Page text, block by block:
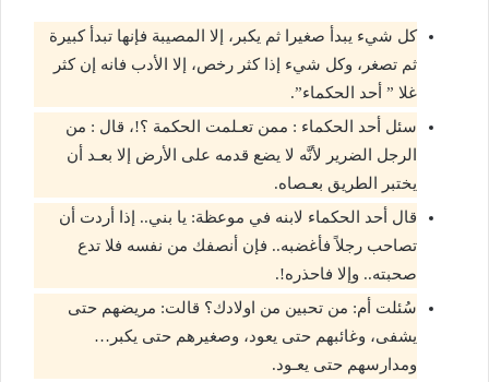
كل شيء يبدأ صغيرا ثم يكبر، إلا المصيبة فإنها تبدأ كبيرة
ثم تصغر، وكل شيء إذا كثر رخص، إلا الأدب فانه إن كثر
غلا ” أحد الحكماء”.
سئل أحد الحكماء : ممن تعـلمت الحكمة ؟!، قال : من
الرجل الضرير لأنَّه لا يضع قدمه على الأرض إلا بعـد أن
يختبر الطريق بعـصاه.
قال أحد الحكماء لابنه في موعظة: يا بني.. إذا أردت أن
تصاحب رجلاً فأغضبه.. فإن أنصفك من نفسه فلا تدع
صحبته.. وإلا فاحذره!.
سُئلت أم: من تحبين من اولادك؟ قالت: مريضهم حتى
يشفى، وغائبهم حتى يعود، وصغيرهم حتى يكبر…
ومدارسهم حتى يعـود.